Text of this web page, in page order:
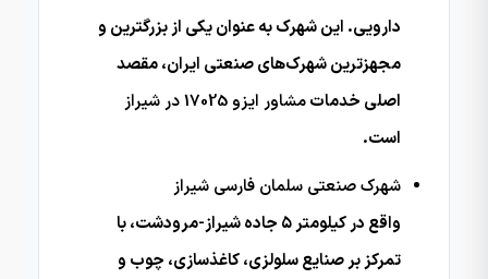
دارویی. این شهرک به عنوان یکی از بزرگترین و
مجهزترین شهرک‌های صنعتی ایران، مقصد
اصلی خدماتمشاور ایزو 17025 در شیراز
است.
شهرک صنعتی سلمان فارسی شیراز
واقع در کیلومتر ۵ جاده شیراز-مرودشت، با
تمرکز بر صنایع سلولزی، کاغذسازی، چوب و